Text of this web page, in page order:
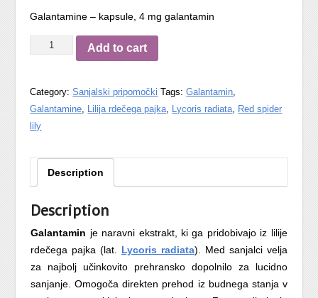
Galantamine – kapsule, 4 mg galantamin
Galantamine
4
mg
galantamin
Add to cart
Category:Sanjalski pripomočki Tags:Galantamin,
Galantamine, Lilija rdečega pajka, Lycoris radiata, Red spider
lily
Description
Description
Galantamin je naravni ekstrakt, ki ga pridobivajo iz lilije
rdečega pajka (lat. Lycoris radiata). Med sanjalci velja
za najbolj učinkovito prehransko dopolnilo za lucidno
sanjanje. Omogoča direkten prehod iz budnega stanja v